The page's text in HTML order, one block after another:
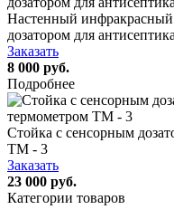
Настенный инфракрасный
дозатором для
Заказать
8 000 руб.
Подробнее
Стойка с сенсорным
ТМ - 3
Заказать
23 000 руб.
Категории товаров